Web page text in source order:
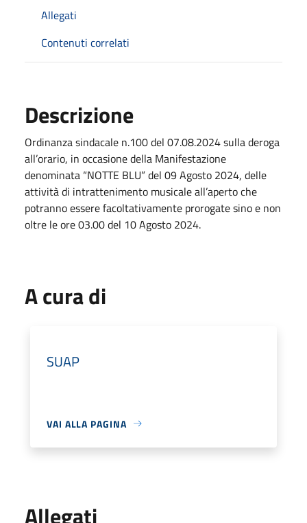
Allegati
Contenuti correlati
Descrizione
Ordinanza sindacale n.100 del 07.08.2024 sulla deroga
all’orario, in occasione della Manifestazione
denominata “NOTTE BLU” del 09 Agosto 2024, delle
attività di intrattenimento musicale all’aperto che
potranno essere facoltativamente prorogate sino e non
oltre le ore 03.00 del 10 Agosto 2024.
A cura di
SUAP
VAI ALLA PAGINA
Allegati